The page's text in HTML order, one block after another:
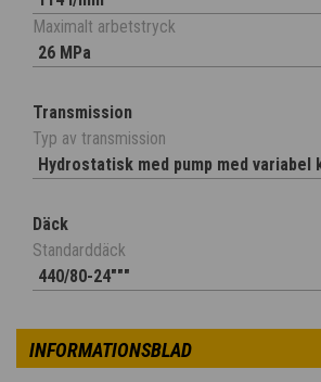
Maximalt arbetstryck
26 MPa
Transmission
Typ av transmission
Hydrostatisk med pump med variabel
Däck
Standarddäck
440/80-24"""
INFORMATIONSBLAD